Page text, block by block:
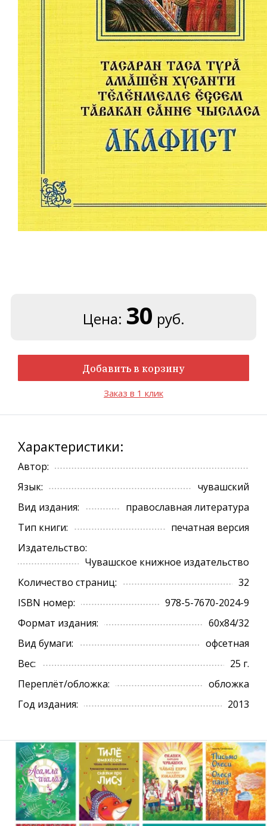
Цена: 30 руб.
Добавить в корзину
Заказ в 1 клик
Характеристики:
Автор:
Язык:
чувашский
Вид издания:
православная литература
Тип книги:
печатная версия
Издательство:
Чувашское книжное издательство
Количество страниц:
32
ISBN номер:
978-5-7670-2024-9
Формат издания:
60х84/32
Вид бумаги:
офсетная
Вес:
25 г.
Переплёт/обложка:
обложка
Год издания:
2013